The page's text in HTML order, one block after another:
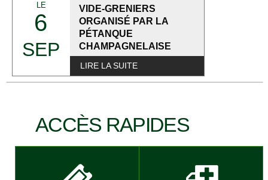
LE
6
SEP
VIDE-GRENIERS
ORGANISÉ PAR LA
PÉTANQUE
CHAMPAGNELAISE
LIRE LA SUITE
ACCÈS RAPIDES